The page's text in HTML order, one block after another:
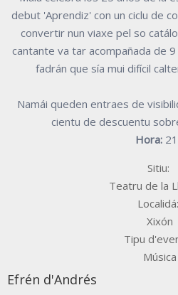
debut 'Aprendiz' con un ciclu de
convertir nun viaxe pel so
cantante va tar acompañada de
fadrán que sía mui difícil
Namái queden entraes de
cientu de descuentu
Hora:
Sitiu:
Teatru de la
Localidá:
Xixón
Tipu
Música
Efrén d'Andrés